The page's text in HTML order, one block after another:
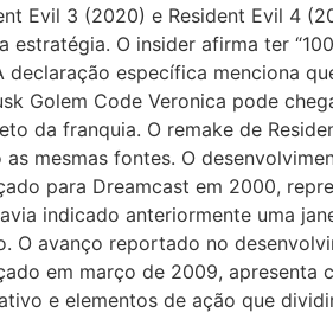
Evil 3 (2020) e Resident Evil 4
O insider afirma ter
específica menciona
Golem Code Veronica pode
da franquia. O remake de
mesmas fontes. O
para Dreamcast em 2000,
indicado anteriormente uma
O avanço reportado no
em março de 2009,
e elementos de ação que